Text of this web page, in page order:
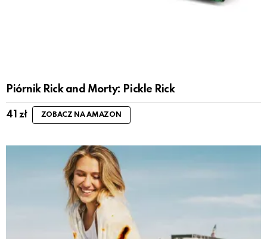
Piórnik Rick and Morty: Pickle Rick
41 zł ZOBACZ NA AMAZON